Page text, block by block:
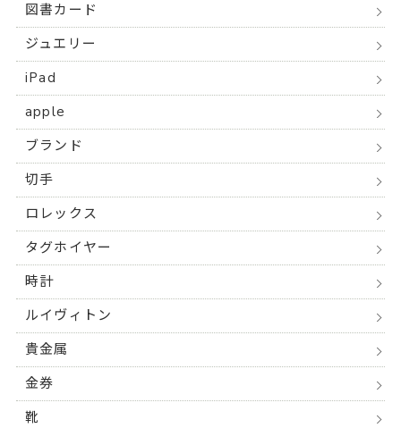
図書カード
ジュエリー
iPad
apple
ブランド
切手
ロレックス
タグホイヤー
時計
ルイヴィトン
貴金属
金券
靴